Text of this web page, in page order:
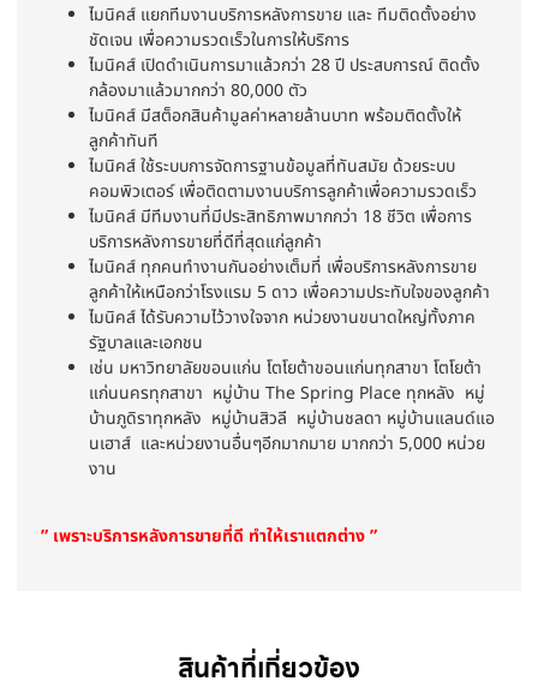
ไมนิคส์ แยกทีมงานบริการหลังการขาย และ ทีมติดตั้งอย่าง
ชัดเจน เพื่อความรวดเร็วในการให้บริการ
ไมนิคส์ เปิดดำเนินการมาแล้วกว่า 28 ปี ประสบการณ์ ติดตั้ง
กล้องมาแล้วมากกว่า 80,000 ตัว
ไมนิคส์ มีสต็อกสินค้ามูลค่าหลายล้านบาท พร้อมติดตั้งให้
ลูกค้าทันที
ไมนิคส์ ใช้ระบบการจัดการฐานข้อมูลที่ทันสมัย ด้วยระบบ
คอมพิวเตอร์ เพื่อติดตามงานบริการลูกค้าเพื่อความรวดเร็ว
ไมนิคส์ มีทีมงานที่มีประสิทธิภาพมากกว่า 18 ชีวิต เพื่อการ
บริการหลังการขายที่ดีที่สุดแก่ลูกค้า
ไมนิคส์ ทุกคนทำงานกันอย่างเต็มที่ เพื่อบริการหลังการขาย
ลูกค้าให้เหนือกว่าโรงแรม 5 ดาว เพื่อความประทับใจของลูกค้า
ไมนิคส์ ได้รับความไว้วางใจจาก หน่วยงานขนาดใหญ่ทั้งภาค
รัฐบาลและเอกชน
เช่น มหาวิทยาลัยขอนแก่น โตโยต้าขอนแก่นทุกสาขา โตโยต้า
แก่นนครทุกสาขา หมู่บ้าน The Spring Place ทุกหลัง หมู่
บ้านภูดิราทุกหลัง หมู่บ้านสิวลี หมู่บ้านชลดา หมู่บ้านแลนด์แอ
นเฮาส์ และหน่วยงานอื่นๆอีกมากมาย มากกว่า 5,000 หน่วย
งาน
” เพราะบริการหลังการขายที่ดี ทำให้เราแตกต่าง ”
สินค้าที่เกี่ยวข้อง